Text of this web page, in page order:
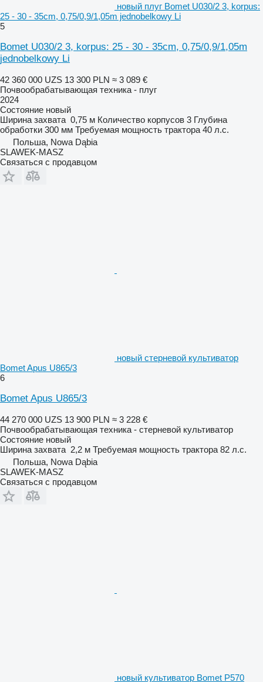
новый плуг Bomet U030/2 3, korpus:
25 - 30 - 35cm, 0,75/0,9/1,05m jednobelkowy Li
5
Bomet U030/2 3, korpus: 25 - 30 - 35cm, 0,75/0,9/1,05m
jednobelkowy Li
42 360 000 UZS 13 300 PLN ≈ 3 089 €
Почвообрабатывающая техника - плуг
2024
Состояние новый
Ширина захвата 0,75 м Количество корпусов 3 Глубина
обработки 300 мм Требуемая мощность трактора 40 л.с.
Польша, Nowa Dąbia
SLAWEK-MASZ
Связаться с продавцом
новый стерневой культиватор
Bomet Apus U865/3
6
Bomet Apus U865/3
44 270 000 UZS 13 900 PLN ≈ 3 228 €
Почвообрабатывающая техника - стерневой культиватор
Состояние новый
Ширина захвата 2,2 м Требуемая мощность трактора 82 л.с.
Польша, Nowa Dąbia
SLAWEK-MASZ
Связаться с продавцом
новый культиватор Bomet P570